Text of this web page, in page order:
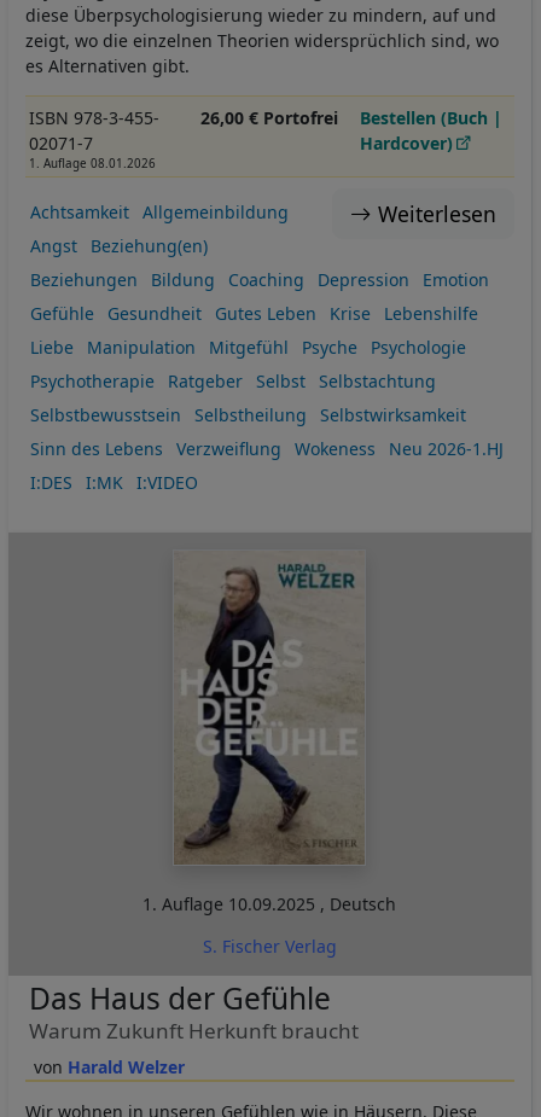
diese Überpsychologisierung wieder zu mindern, auf und
zeigt, wo die einzelnen Theorien widersprüchlich sind, wo
es Alternativen gibt.
ISBN 978-3-455-
02071-7
1. Auflage 08.01.2026
26,00 € Portofrei
Bestellen (Buch |
Hardcover)
Weiterlesen
Achtsamkeit
Allgemeinbildung
Angst
Beziehung(en)
Beziehungen
Bildung Coaching Depression
Emotion
Gefühle
Gesundheit Gutes Leben Krise
Lebenshilfe
Liebe
Manipulation Mitgefühl Psyche
Psychologie
Psychotherapie
Ratgeber Selbst
Selbstachtung
Selbstbewusstsein
Selbstheilung
Selbstwirksamkeit
Sinn des Lebens
Verzweiflung Wokeness
Neu 2026-1.HJ
I:DES
I:MK I:VIDEO
1. Auflage 10.09.2025 , Deutsch
S. Fischer Verlag
Harald Welzer
Das Haus der Gefühle
Warum Zukunft Herkunft braucht
Wir wohnen in unseren Gefühlen wie in Häusern. Diese